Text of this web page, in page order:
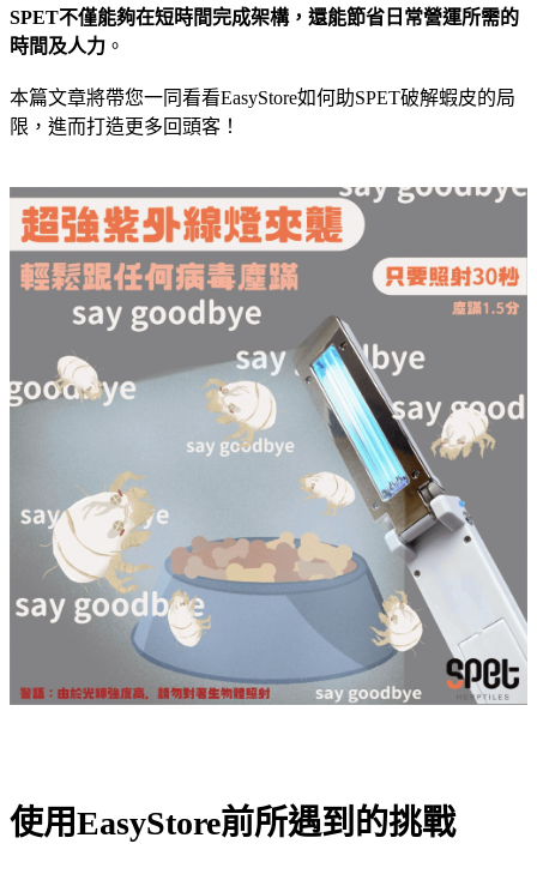
SPET不僅能夠在短時間完成架構，還能節省日常營運所需的
時間及人力 。
本篇文章將帶您一同看看EasyStore如何助SPET破解蝦皮的局
限，進而打造更多回頭客！
使用EasyStore前所遇到的挑戰